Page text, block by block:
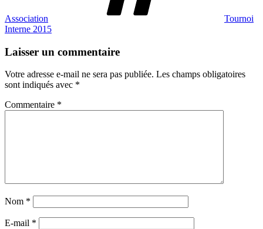
Association
Tournoi
Interne 2015
Laisser un commentaire
Votre adresse e-mail ne sera pas publiée. Les champs obligatoires
sont indiqués avec *
Commentaire *
Nom *
E-mail *